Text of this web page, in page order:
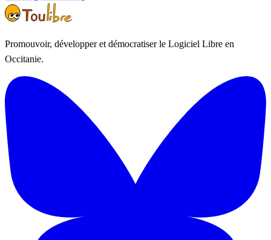
Promouvoir, développer et démocratiser le Logiciel Libre en
Occitanie.